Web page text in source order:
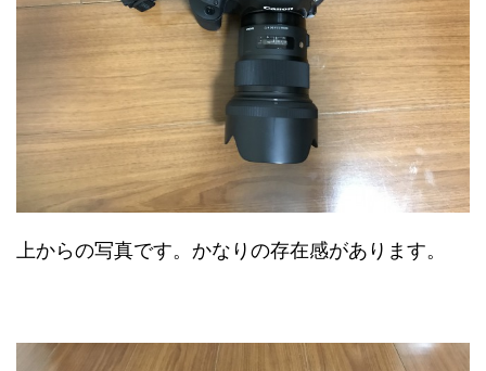
上からの写真です。かなりの存在感があります。